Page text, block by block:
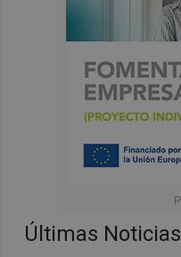
Últimas Noticias